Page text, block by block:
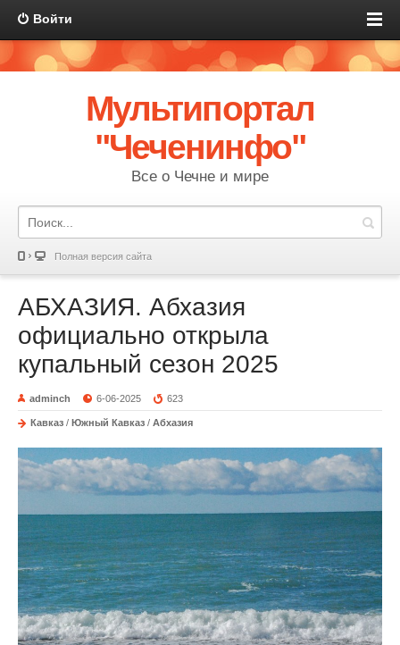
Войти
Мультипортал
"Чеченинфо"
Все о Чечне и мире
Полная версия сайта
АБХАЗИЯ. Абхазия
официально открыла
купальный сезон 2025
adminch 6-06-2025 623
Кавказ / Южный Кавказ / Абхазия